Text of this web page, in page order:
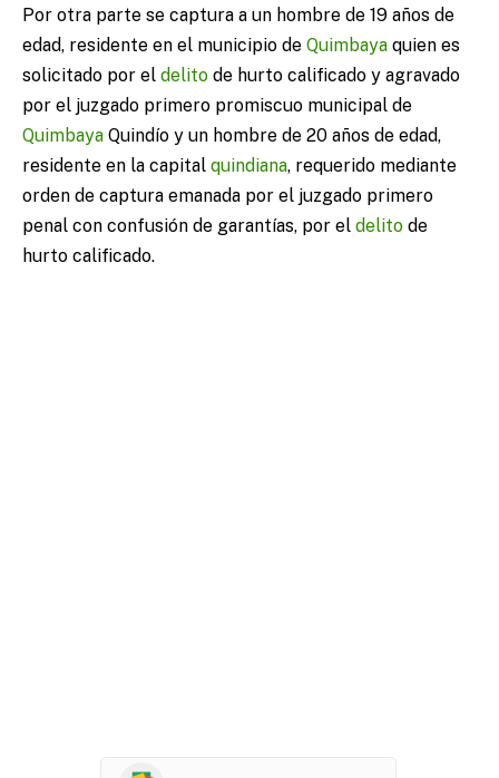
Por otra parte se captura a un hombre de 19 años de
edad, residente en el municipio de Quimbaya quien es
solicitado por el delito de hurto calificado y agravado
por el juzgado primero promiscuo municipal de
Quimbaya Quindío y un hombre de 20 años de edad,
residente en la capital quindiana, requerido mediante
orden de captura emanada por el juzgado primero
penal con confusión de garantías, por el delito de
hurto calificado.